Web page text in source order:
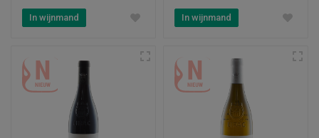
In wijnmand In wijnmand